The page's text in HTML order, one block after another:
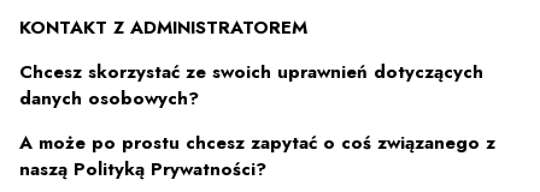
KONTAKT Z ADMINISTRATOREM
Chcesz skorzystać ze swoich uprawnień dotyczących
danych osobowych?
A może po prostu chcesz zapytać o coś związanego z
naszą Polityką Prywatności?